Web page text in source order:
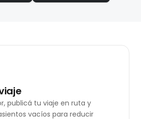
publicá tu viaje en ruta y
vacíos para reducir